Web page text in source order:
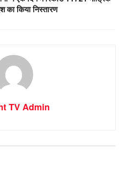
का किया निस्तारण
TV Admin